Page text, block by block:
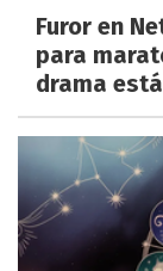
Furor en
para
drama